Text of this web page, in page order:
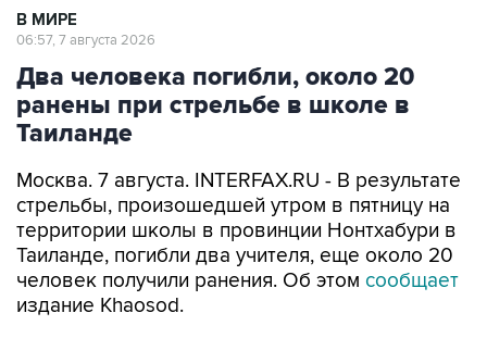
В МИРЕ
06:57, 7 августа 2026
Два человека погибли, около 20
ранены при стрельбе в школе в
Таиланде
Москва. 7 августа. INTERFAX.RU - В результате
стрельбы, произошедшей утром в пятницу на
территории школы в провинции Нонтхабури в
Таиланде, погибли два учителя, еще около 20
человек получили ранения. Об этом сообщает
издание Khaosod.